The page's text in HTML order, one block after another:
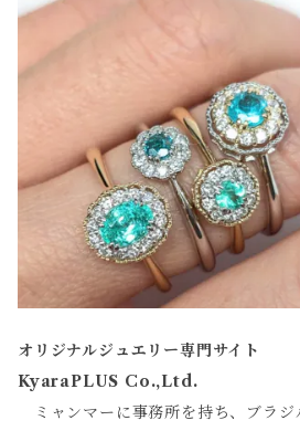
オリジナルジュエリー専門サイト
KyaraPLUS Co.,Ltd.
ミャンマーに事務所を持ち、ブラジ